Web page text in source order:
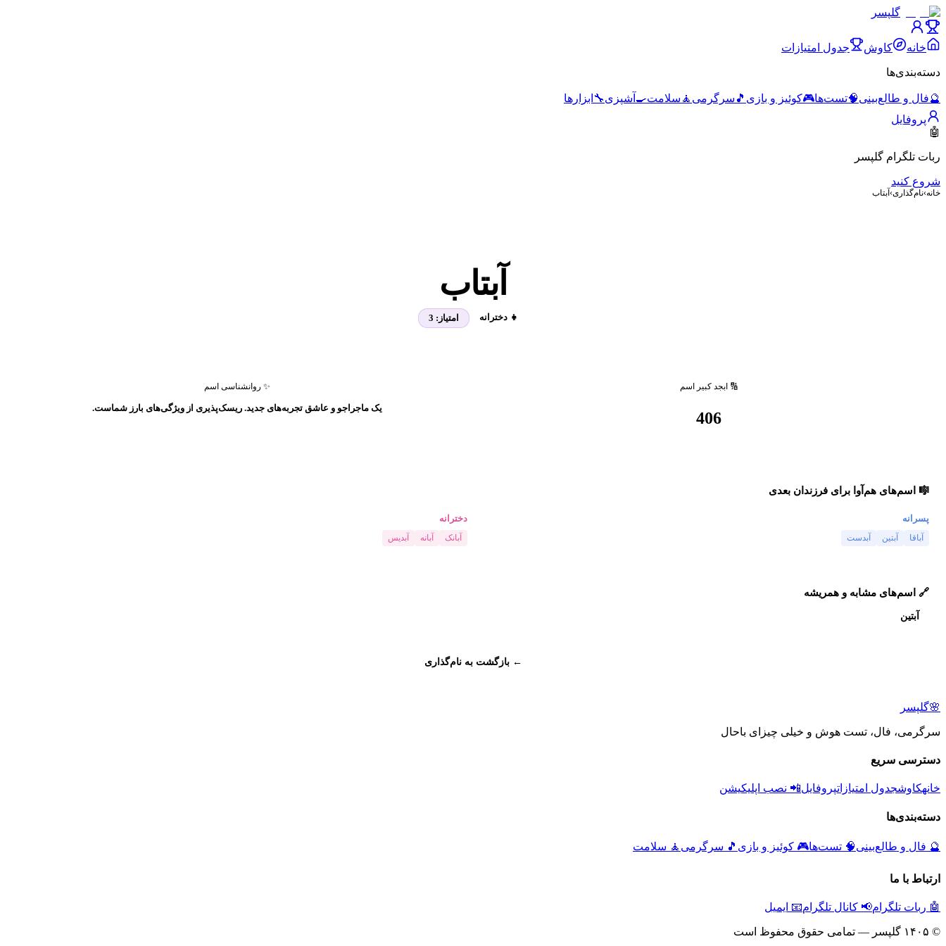
گلپسر
خانه کاوش جدول امتیازات
دسته‌بندی‌ها
🔮فال و طالع‌بینی🧠تست‌ها🎮کوئیز و بازی 🎵 سرگرمی 🧘 سلامت🍳 آشپزی🔧 ابزارها
پروفایل
🤖
ربات تلگرام گلپسر
شروع کنید
خانه›نام‌گذاری› آبتاب
آبتاب
👧 دخترانه امتیاز: 3
🔢 ابجد کبیر اسم
406
✨ روانشناسی اسم
یک ماجراجو و عاشق تجربه‌های جدید. ریسک‌پذیری از ویژگی‌های بارز شماست.
🎼 اسم‌های هم‌آوا برای فرزندان بعدی
پسرانه
آباقا آبتین آبدست
دخترانه
آبانک آبانه آبدیس
🔗 اسم‌های مشابه و همریشه
آبتین
← بازگشت به نام‌گذاری
🌸گلپسر
سرگرمی، فال، تست هوش و خیلی چیزای باحال
دسترسی سریع
خانهکاوشجدول امتیازاتپروفایل📲 نصب اپلیکیشن
دسته‌بندی‌ها
🔮 فال و طالع‌بینی🧠 تست‌ها🎮 کوئیز و بازی 🎵 سرگرمی 🧘 سلامت
ارتباط با ما
🤖 ربات تلگرام📢 کانال تلگرام📧 ایمیل
© ۱۴۰۵ گلپسر — تمامی حقوق محفوظ است